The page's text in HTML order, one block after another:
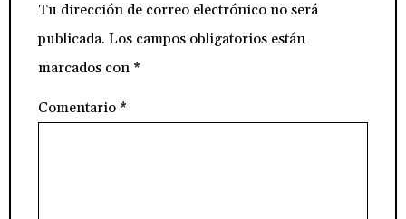
Tu dirección de correo electrónico no será
publicada. Los campos obligatorios están
marcados con *
Comentario *